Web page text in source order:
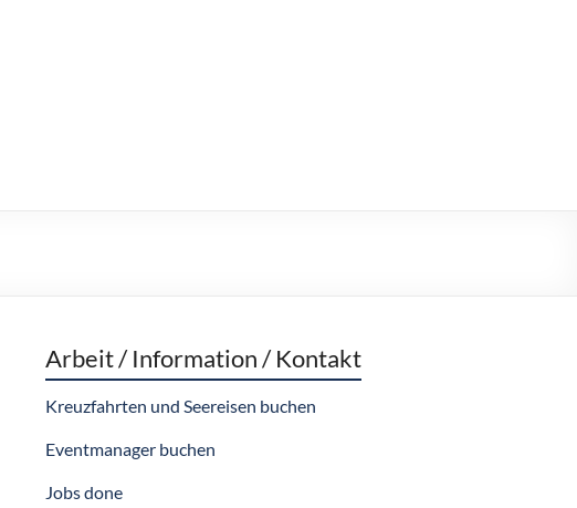
Arbeit / Information / Kontakt
Kreuzfahrten und Seereisen buchen
Eventmanager buchen
Jobs done